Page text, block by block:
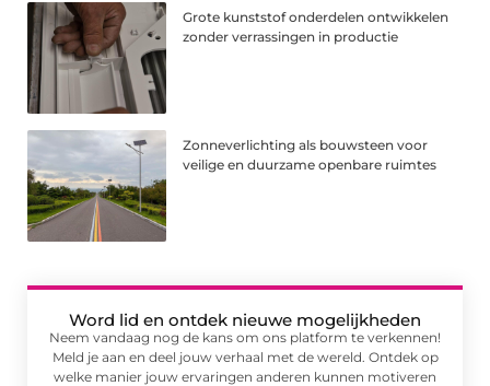
Grote kunststof onderdelen ontwikkelen
zonder verrassingen in productie
Zonneverlichting als bouwsteen voor
veilige en duurzame openbare ruimtes
Word lid en ontdek nieuwe mogelijkheden
Neem vandaag nog de kans om ons platform te verkennen!
Meld je aan en deel jouw verhaal met de wereld. Ontdek op
welke manier jouw ervaringen anderen kunnen motiveren